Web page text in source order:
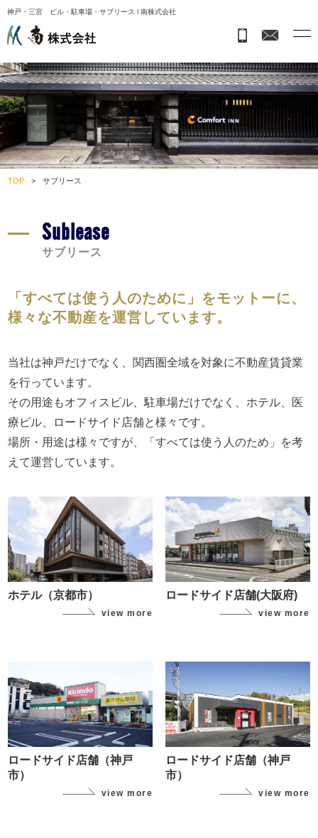
神戸・三宮 ビル・駐車場・サブリース l 南株式会社
TOP > サブリース
Sublease
サブリース
「すべては使う人のために」をモットーに、
様々な不動産を運営しています。
当社は神戸だけでなく、関西圏全域を対象に不動産賃貸業
を行っています。
その用途もオフィスビル、駐車場だけでなく、ホテル、医
療ビル、ロードサイド店舗と様々です。
場所・用途は様々ですが、「すべては使う人のため」を考
えて運営しています。
ホテル（京都市）
view more
ロードサイド店舗(大阪府)
view more
ロードサイド店舗（神戸
市）
view more
ロードサイド店舗（神戸
市）
view more